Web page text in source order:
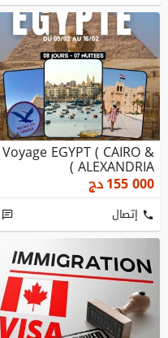
Voyage EGYPT ( CAIRO &
ALEXANDRIA )
155 000دج
إتصال